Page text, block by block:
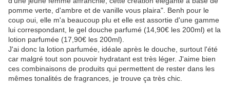
pomme verte, d'ambre et de vanille vous plaira". Benh pour le
coup oui, elle m'a beaucoup plu et elle est assortie d'une gamme
lui correspondant, le gel douche parfumé (14,90€ les 200ml) et la
lotion parfumée (17,90€ les 200ml).
J'ai donc la lotion parfumée, idéale après le douche, surtout l'été
car malgré tout son pouvoir hydratant est très léger. J'aime bien
ces combinaisons de produits qui permettent de rester dans les
mêmes tonalités de fragrances, je trouve ça très chic.